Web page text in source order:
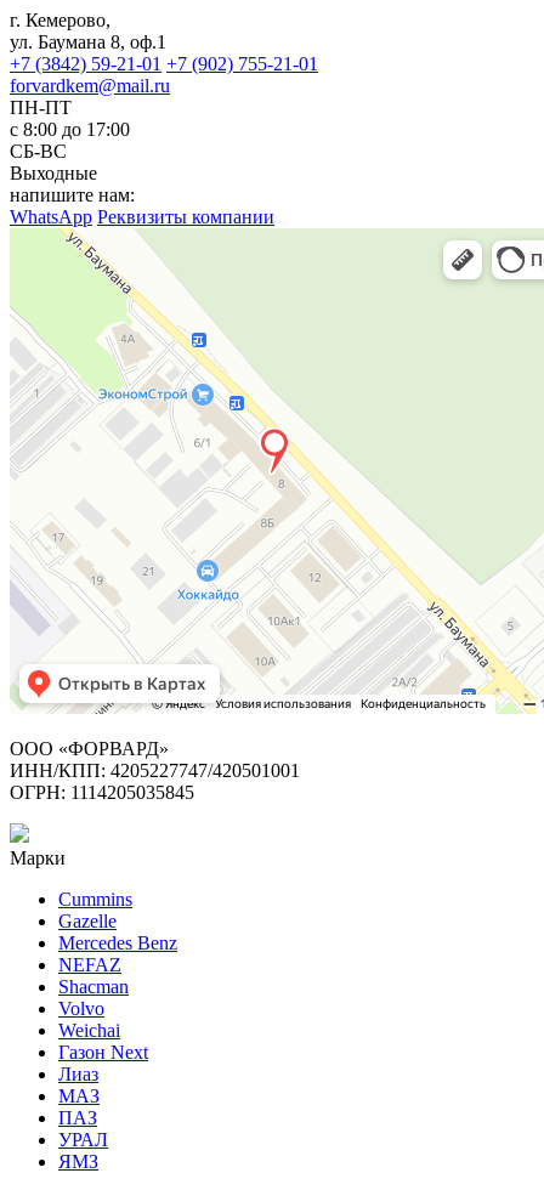
г. Кемерово,
ул. Баумана 8, оф.1
+7 (3842) 59-21-01 +7 (902) 755-21-01
forvardkem@mail.ru
ПН-ПТ
с 8:00 до 17:00
СБ-ВС
Выходные
напишите нам:
WhatsApp Реквизиты компании
ООО «ФОРВАРД»
ИНН/КПП: 4205227747/420501001
ОГРН: 1114205035845
Марки
Cummins
Gazelle
Mercedes Benz
NEFAZ
Shacman
Volvo
Weichai
Газон Next
Лиаз
МАЗ
ПАЗ
УРАЛ
ЯМЗ